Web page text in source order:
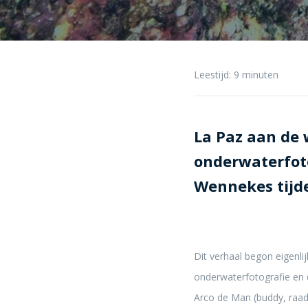
Leestijd: 9 minuten
La Paz aan
Wennekes
Dit verhaal begon
onderwaterfotografie en
Arco de Man (buddy,